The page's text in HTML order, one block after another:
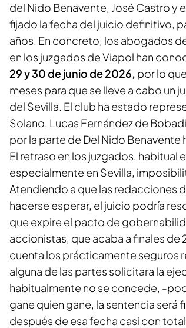
del Nido Benavente, José Castro y
fijado la fecha del juicio definitivo,
años. En concreto, los abogados
en los juzgados de Viapol han
29 y 30 de junio de 2026, por lo
meses para que se lleve a cabo un
del Sevilla. El club ha estado
Solano, Lucas Fernández de
por la parte de Del Nido Benavente
El retraso en los juzgados, habitual
especialmente en Sevilla,
Atendiendo a que las redacciones
hacerse esperar, el juicio podría
que expire el pacto de
accionistas, que acaba a finales de
cuenta los prácticamente seguros
alguna de las partes solicitara la
habitualmente no se concede, -
gane quien gane, la sentencia
después de esa fecha casi con